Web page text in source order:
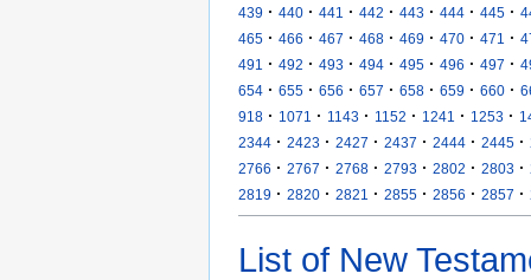
439 · 440 · 441 · 442 · 443 · 444 · 445 ·
465 · 466 · 467 · 468 · 469 · 470 · 471 ·
491
· 492 · 493 · 494 · 495 · 496 · 497 ·
654 · 655 · 656 · 657 · 658 · 659 · 660 ·
918 · 1071 · 1143 · 1152 · 1241 · 1253 ·
2344 · 2423 · 2427 · 2437 · 2444 · 2445 ·
2766 · 2767 · 2768 · 2793 · 2802 · 2803 ·
2819 · 2820 · 2821 · 2855 · 2856 · 2857 ·
List of New